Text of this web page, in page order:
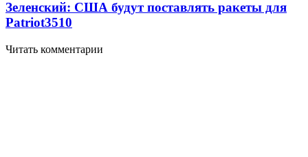
Зеленский: США будут поставлять ракеты для
Patriot3510
Читать комментарии